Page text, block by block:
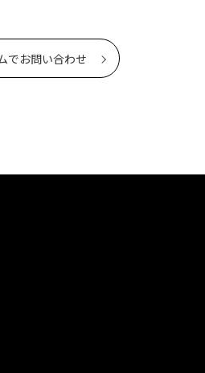
でお問い合わせ